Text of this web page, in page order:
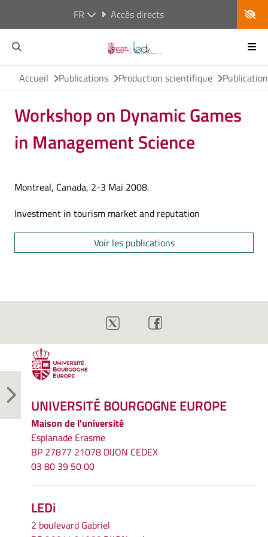
FR Accès directs
Accueil Publications Production scientifique
Workshop on Dynamic Games
in Management Science
Montreal, Canada, 2-3 Mai 2008.
Investment in tourism market and reputation
Voir les publications
UNIVERSITÉ BOURGOGNE EUROPE
Maison de l'université
Esplanade Erasme
BP 27877 21078 DIJON CEDEX
03 80 39 50 00
LEDi
2 boulevard Gabriel